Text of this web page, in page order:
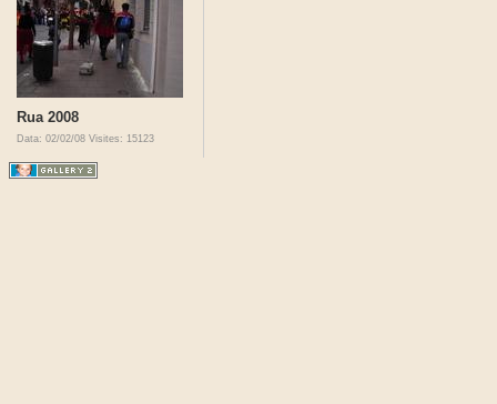
Rua 2008
Data: 02/02/08 Visites: 15123